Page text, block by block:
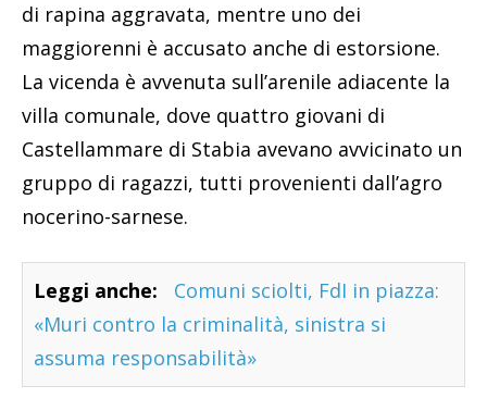
di rapina aggravata, mentre uno dei
maggiorenni è accusato anche di estorsione.
La vicenda è avvenuta sull’arenile adiacente la
villa comunale, dove quattro giovani di
Castellammare di Stabia avevano avvicinato un
gruppo di ragazzi, tutti provenienti dall’agro
nocerino-sarnese.
Leggi anche:
Comuni sciolti, FdI in piazza:
«Muri contro la criminalità, sinistra si
assuma responsabilità»